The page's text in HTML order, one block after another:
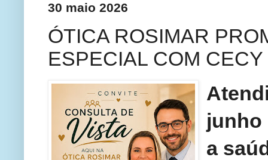
30 maio 2026
ÓTICA ROSIMAR
ESPECIAL COM
junho
a